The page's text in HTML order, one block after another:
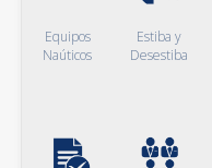
Equipos
Naúticos
Estiba y
Desestiba